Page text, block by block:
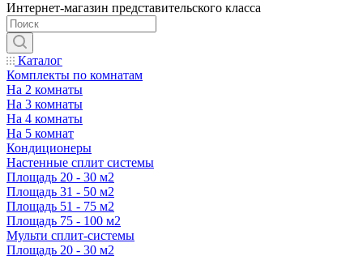
Интернет-магазин представительского класса
Каталог
Комплекты по комнатам
На 2 комнаты
На 3 комнаты
На 4 комнаты
На 5 комнат
Кондиционеры
Настенные сплит системы
Площадь 20 - 30 м2
Площадь 31 - 50 м2
Площадь 51 - 75 м2
Площадь 75 - 100 м2
Мульти сплит-системы
Площадь 20 - 30 м2